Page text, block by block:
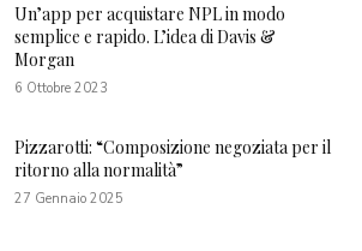
Un’app per acquistare NPL in modo
semplice e rapido. L’idea di Davis &
Morgan
6 Ottobre 2023
Pizzarotti: “Composizione negoziata per il
ritorno alla normalità”
27 Gennaio 2025